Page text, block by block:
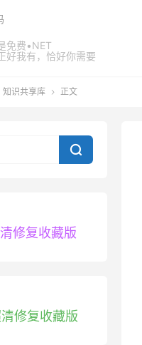
免费•NET
好我有，恰好你需要
知识共享库  正文

修复收藏版
修复收藏版